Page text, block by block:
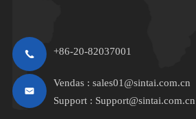
+86-20-82037001
Vendas : sales01@sintai.com.cn
Support : Support@sintai.com.cn